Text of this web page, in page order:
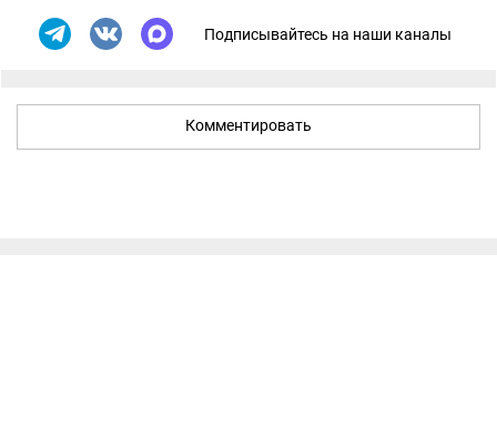
Подписывайтесь на наши каналы
Комментировать